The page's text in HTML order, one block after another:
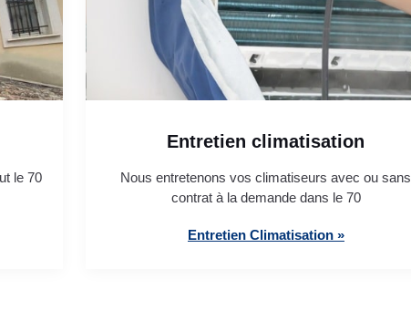
le 70
Entretien climatisation
Nous entretenons vos climatiseurs avec ou sans
contrat à la demande dans le 70
Entretien Climatisation »